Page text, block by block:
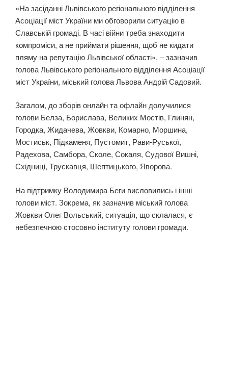
«На засіданні Львівського регіонального відділення
Асоціації міст України ми обговорили ситуацію в
Славській громаді. В часі війни треба знаходити
компроміси, а не приймати рішення, щоб не кидати
пляму на репутацію Львівської області», – зазначив
голова Львівського регіонального відділення Асоціації
міст України, міський голова Львова Андрій Садовий.
Загалом, до зборів онлайн та офлайн долучилися
голови Белза, Борислава, Великих Мостів, Глинян,
Городка, Жидачева, Жовкви, Комарно, Моршина,
Мостиськ, Підкаменя, Пустомит, Рави-Руської,
Радехова, Самбора, Сколе, Сокаля, Судової Вишні,
Східниці, Трускавця, Шептицького, Яворова.
На підтримку Володимира Беги висловились і інші
голови міст. Зокрема, як зазначив міський голова
Жовкви Олег Вольський, ситуація, що склалася, є
небезпечною стосовно інституту голови громади.